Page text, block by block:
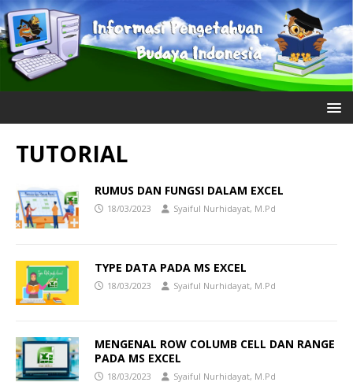
TUTORIAL
RUMUS DAN FUNGSI DALAM EXCEL
18/03/2023 Syaiful Nurhidayat, M.Pd
TYPE DATA PADA MS EXCEL
18/03/2023 Syaiful Nurhidayat, M.Pd
MENGENAL ROW COLUMB CELL DAN RANGE
PADA MS EXCEL
18/03/2023 Syaiful Nurhidayat, M.Pd